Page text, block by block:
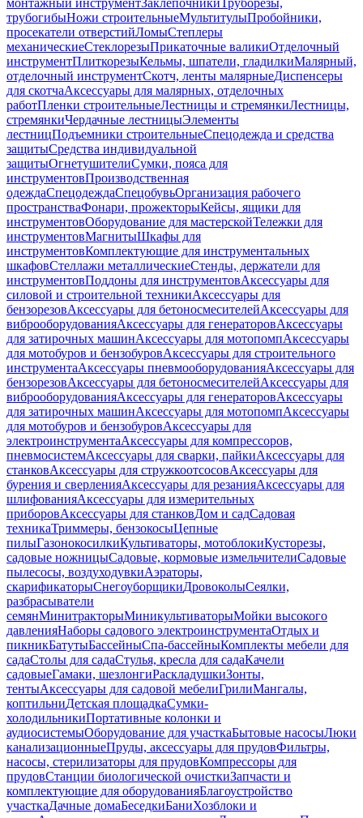
монтажный инструментЗаклепочникиТруборезы,
трубогибыНожи строительныеМультитулыПробойники,
просекатели отверстийЛомыСтеплеры
механическиеСтеклорезыПрикаточные валикиОтделочный
инструментПлиткорезыКельмы, шпатели, гладилкиМалярный,
отделочный инструментСкотч, ленты малярныеДиспенсеры
для скотчаАксессуары для малярных, отделочных
работПленки строительныеЛестницы и стремянкиЛестницы,
стремянкиЧердачные лестницыЭлементы
лестницПодъемники строительныеСпецодежда и средства
защитыСредства индивидуальной
защитыОгнетушителиСумки, пояса для
инструментовПроизводственная
одеждаСпецодеждаСпецобувьОрганизация рабочего
пространстваФонари, прожекторыКейсы, ящики для
инструментовОборудование для мастерскойТележки для
инструментовМагнитыШкафы для
инструментовКомплектующие для инструментальных
шкафовСтеллажи металлическиеСтенды, держатели для
инструментовПоддоны для инструментовАксессуары для
силовой и строительной техникиАксессуары для
бензорезовАксессуары для бетоносмесителейАксессуары для
виброоборудованияАксессуары для генераторовАксессуары
для затирочных машинАксессуары для мотопомпАксессуары
для мотобуров и бензобуровАксессуары для строительного
инструментаАксессуары пневмооборудованияАксессуары для
бензорезовАксессуары для бетоносмесителейАксессуары для
виброоборудованияАксессуары для генераторовАксессуары
для затирочных машинАксессуары для мотопомпАксессуары
для мотобуров и бензобуровАксессуары для
электроинструментаАксессуары для компрессоров,
пневмосистемАксессуары для сварки, пайкиАксессуары для
станковАксессуары для стружкоотсосовАксессуары для
бурения и сверленияАксессуары для резанияАксессуары для
шлифованияАксессуары для измерительных
приборовАксессуары для станковДом и садСадовая
техникаТриммеры, бензокосыЦепные
пилыГазонокосилкиКультиваторы, мотоблокиКусторезы,
садовые ножницыСадовые, кормовые измельчителиСадовые
пылесосы, воздуходувкиАэраторы,
скарификаторыСнегоуборщикиДровоколыСеялки,
разбрасыватели
семянМинитракторыМиникультиваторыМойки высокого
давленияНаборы садового электроинструментаОтдых и
пикникБатутыБассейныСпа-бассейныКомплекты мебели для
садаСтолы для садаСтулья, кресла для садаКачели
садовыеГамаки, шезлонгиРаскладушкиЗонты,
тентыАксессуары для садовой мебелиГрилиМангалы,
коптильниДетская площадкаСумки-
холодильникиПортативные колонки и
аудиосистемыОборудование для участкаБытовые насосыЛюки
канализационныеПруды, аксессуары для прудовФильтры,
насосы, стерилизаторы для прудовКомпрессоры для
прудовСтанции биологической очисткиЗапчасти и
комплектующие для оборудованияБлагоустройство
участкаДачные домаБеседкиБаниХозблоки и